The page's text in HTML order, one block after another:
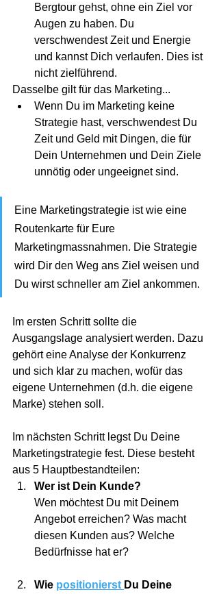
Bergtour gehst, ohne ein Ziel vor
Augen zu haben. Du
verschwendest Zeit und Energie
und kannst Dich verlaufen. Dies ist
nicht zielführend.
Dasselbe gilt für das Marketing...
Wenn Du im Marketing keine
Strategie hast, verschwendest Du
Zeit und Geld mit Dingen, die für
Dein Unternehmen und Dein Ziele
unnötig oder ungeeignet sind.
Eine Marketingstrategie ist wie eine
Routenkarte für Eure
Marketingmassnahmen. Die Strategie
wird Dir den Weg ans Ziel weisen und
Du wirst schneller am Ziel ankommen.
Im ersten Schritt sollte die
Ausgangslage analysiert werden. Dazu
gehört eine Analyse der Konkurrenz
und sich klar zu machen, wofür das
eigene Unternehmen (d.h. die eigene
Marke) stehen soll.
Im nächsten Schritt legst Du Deine
Marketingstrategie fest. Diese besteht
aus 5 Hauptbestandteilen:
Wer ist Dein Kunde?
Wen möchtest Du mit Deinem
Angebot erreichen? Was macht
diesen Kunden aus? Welche
Bedürfnisse hat er?
Wie positionierst Du Deine